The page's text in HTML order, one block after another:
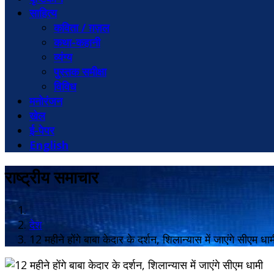
साहित्य
कविता / ग़ज़ल
कथा-कहानी
व्यंग्य
पुस्तक समीक्षा
विविध
मनोरंजन
खेल
ई-पेपर
English
राष्ट्रीय समाचार
देश
12 महीने होंगे बाबा केदार के दर्शन, शिलान्यास में जाएंगे सीएम